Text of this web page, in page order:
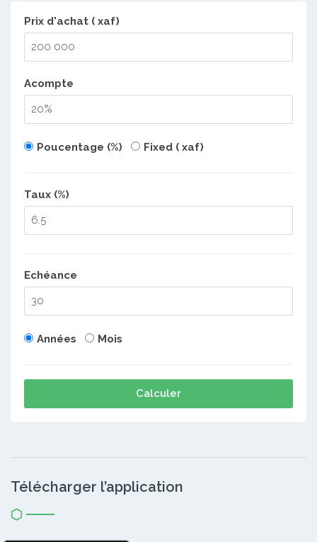
Prix d'achat ( xaf)
Acompte
Poucentage (%) Fixed ( xaf)
Taux (%)
Echéance
Années Mois
Calculer
Télécharger l’application